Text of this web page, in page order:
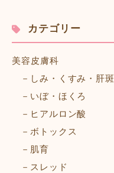
カテゴリー
美容皮膚科
しみ・くすみ・肝斑
いぼ・ほくろ
ヒアルロン酸
ボトックス
肌育
スレッド